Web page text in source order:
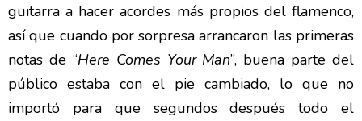
guitarra a hacer acordes más propios del flamenco,
así que cuando por sorpresa arrancaron las primeras
notas de “Here Comes Your Man”, buena parte del
público estaba con el pie cambiado, lo que no
importó para que segundos después todo el